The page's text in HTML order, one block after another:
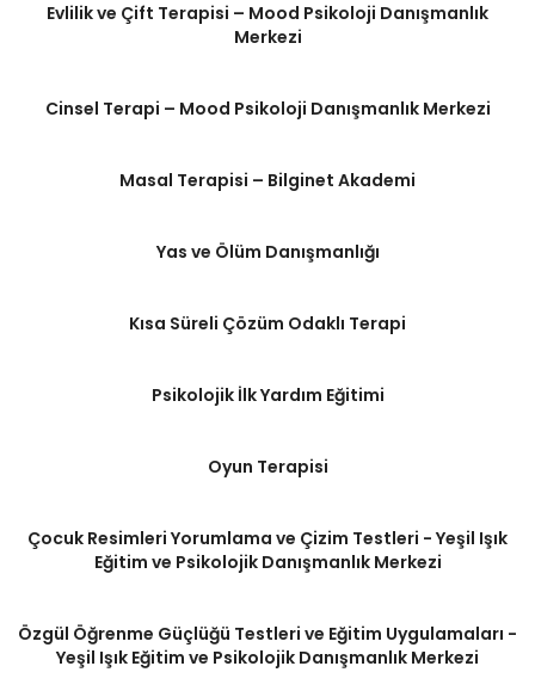
Evlilik ve Çift Terapisi – Mood Psikoloji Danışmanlık
Merkezi
Cinsel Terapi – Mood Psikoloji Danışmanlık Merkezi
Masal Terapisi – Bilginet Akademi
Yas ve Ölüm Danışmanlığı
Kısa Süreli Çözüm Odaklı Terapi
Psikolojik İlk Yardım Eğitimi
Oyun Terapisi
Çocuk Resimleri Yorumlama ve Çizim Testleri - Yeşil Işık
Eğitim ve Psikolojik Danışmanlık Merkezi
Özgül Öğrenme Güçlüğü Testleri ve Eğitim Uygulamaları -
Yeşil Işık Eğitim ve Psikolojik Danışmanlık Merkezi